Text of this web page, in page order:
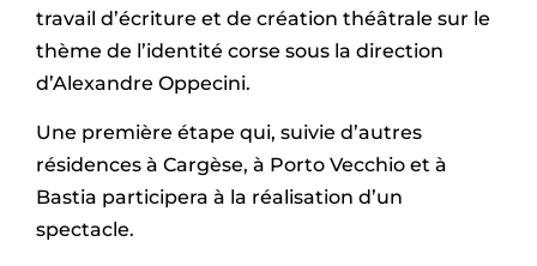
travail d’écriture et de création théâtrale sur le
thème de l’identité corse sous la direction
d’Alexandre Oppecini.
Une première étape qui, suivie d’autres
résidences à Cargèse, à Porto Vecchio et à
Bastia participera à la réalisation d’un
spectacle.